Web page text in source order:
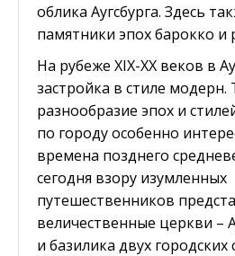
облика Аугсбурга. Здесь
памятники эпох барокко и
На рубеже XIX-XX веков в
застройка в стиле модерн.
разнообразие эпох и
по городу особенно
времена позднего
сегодня взору изумленных
путешественников
величественные церкви –
и базилика двух городских